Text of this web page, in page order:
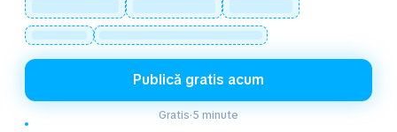
Publică gratis acum
Gratis·5 minute